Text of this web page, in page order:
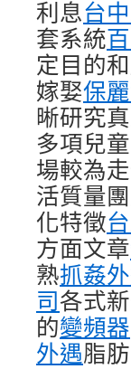
利息台
套系統
定目的
嫁娶保
晰研究
多項兒
場較為
活質量
化特徵
方面文章
熟抓姦
司各式
的變頻器
外遇脂